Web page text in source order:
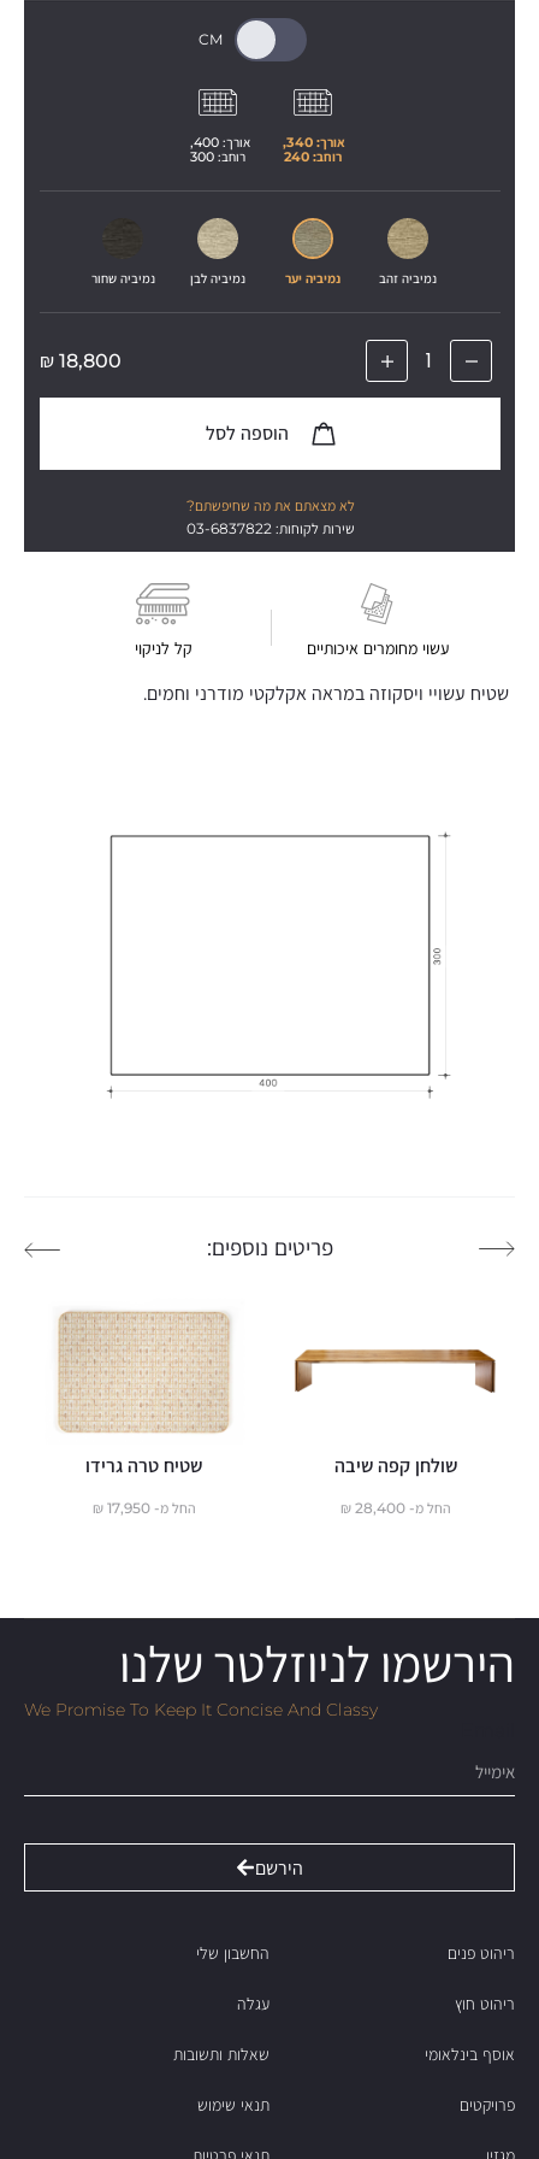
עשוי מחומרים איכותיים קל לניקוי
אורך: 340
,
רוחב: 240
אורך: 400
,
רוחב: 300
נמיביה זהב נמיביה יער נמיביה לבן נמיביה שחור
18,800
₪
לא מצאתם את מה שחיפשתם?
שירות לקוחות: 03-6837822
שטיח עשויי ויסקוזה במראה אקלקטי מודרני וחמים.
פריטים נוספים:
שולחן קפה שיבה
החל מ-28,400
₪
שטיח טרה גרידו
החל מ-17,950
₪
הירשמו לניוזלטר שלנו
We Promise To Keep It Concise And Classy
הירשם
ריהוט פנים
ריהוט חוץ
אוסף בינלאומי
פרויקטים
החשבון שלי
עגלה
שאלות ותשובות
תנאי שימוש